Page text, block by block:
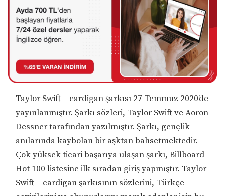
Taylor Swift – cardigan şarkısı 27 Temmuz 2020’de
yayınlanmıştır. Şarkı sözleri, Taylor Swift ve Aoron
Dessner tarafından yazılmıştır. Şarkı, gençlik
anılarında kaybolan bir aşktan bahsetmektedir.
Çok yüksek ticari başarıya ulaşan şarkı, Billboard
Hot 100 listesine ilk sıradan giriş yapmıştır. Taylor
Swift – cardigan şarkısının sözlerini, Türkçe